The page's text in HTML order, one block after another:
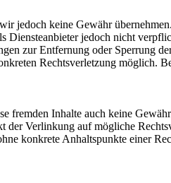
jedoch keine Gewähr
jedoch nicht
zur Entfernung oder Sperrung
Rechtsverletzung möglich.
fremden Inhalte auch keine
Verlinkung auf mögliche
konkrete Anhaltspunkte einer